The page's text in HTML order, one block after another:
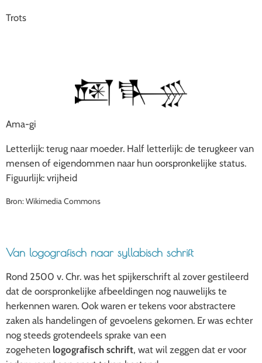
Trots
Ama-gi
Letterlijk: terug naar moeder. Half letterlijk: de terugkeer van
mensen of eigendommen naar hun oorspronkelijke status.
Figuurlijk: vrijheid
Bron: Wikimedia Commons
Van logografisch naar syllabisch schrift
Rond 2500 v. Chr. was het spijkerschrift al zover gestileerd
dat de oorspronkelijke afbeeldingen nog nauwelijks te
herkennen waren. Ook waren er tekens voor abstractere
zaken als handelingen of gevoelens gekomen. Er was echter
nog steeds grotendeels sprake van een
zogeheten logografisch schrift, wat wil zeggen dat er voor